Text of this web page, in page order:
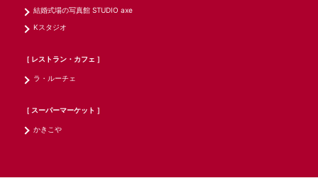
結婚式場の写真館 STUDIO axe
Kスタジオ
［ レストラン・カフェ ］
ラ・ルーチェ
［ スーパーマーケット ］
かきこや